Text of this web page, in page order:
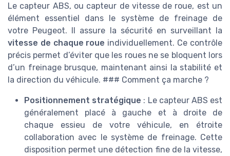
Le capteur ABS, ou capteur de vitesse de roue, est un
élément essentiel dans le système de freinage de
votre Peugeot. Il assure la sécurité en surveillant la
vitesse de chaque roue individuellement. Ce contrôle
précis permet d’éviter que les roues ne se bloquent lors
d’un freinage brusque, maintenant ainsi la stabilité et
la direction du véhicule. ### Comment ça marche ?
Positionnement stratégique : Le capteur ABS est
généralement placé à gauche et à droite de
chaque essieu de votre véhicule, en étroite
collaboration avec le système de freinage. Cette
disposition permet une détection fine de la vitesse,